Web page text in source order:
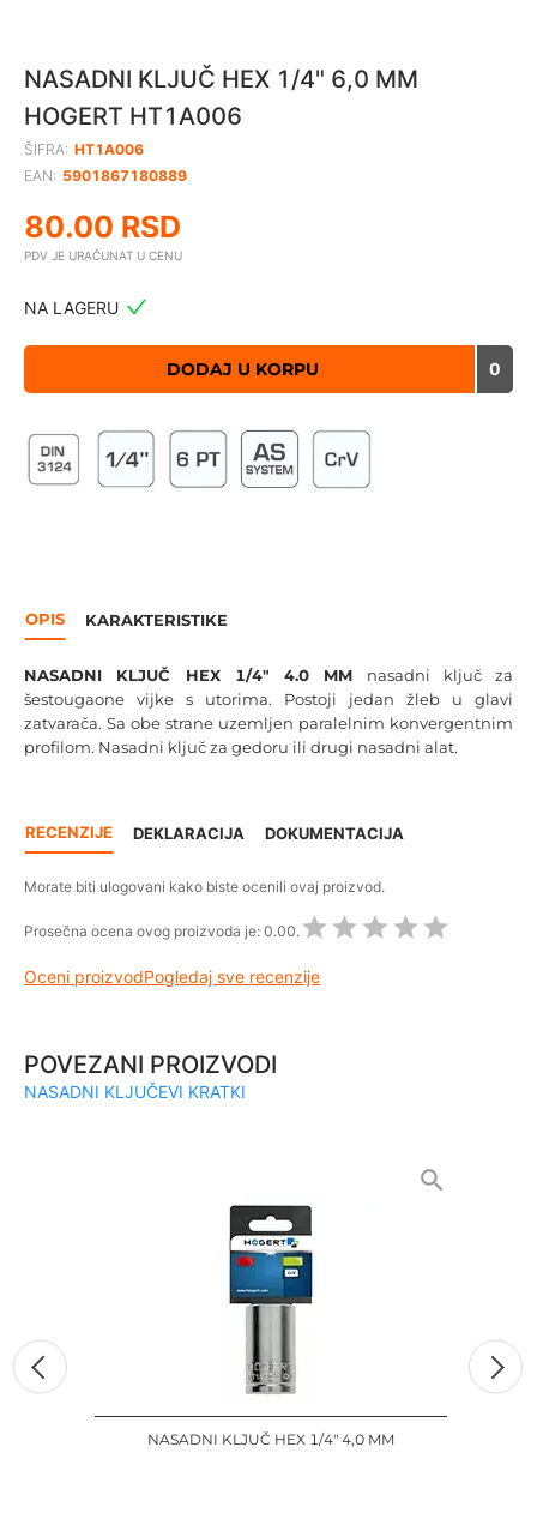
NASADNI KLJUČ HEX 1/4" 6,0 MM
HOGERT HT1A006
ŠIFRA: HT1A006
EAN: 5901867180889
80.00 RSD
PDV JE URAČUNAT U CENU
NA LAGERU
DODAJ U KORPU 0
OPIS KARAKTERISTIKE
NASADNI KLJUČ HEX 1/4" 4.0 MM nasadni ključ za
šestougaone vijke s utorima. Postoji jedan žleb u glavi
zatvarača. Sa obe strane uzemljen paralelnim konvergentnim
profilom. Nasadni ključ za gedoru ili drugi nasadni alat.
RECENZIJE DEKLARACIJA DOKUMENTACIJA
Morate biti ulogovani kako biste ocenili ovaj proizvod.
Prosečna ocena ovog proizvoda je: 0.00.
Oceni proizvodPogledaj sve recenzije
POVEZANI PROIZVODI
NASADNI KLJUČEVI KRATKI
NASADNI KLJUČ HEX 1/4" 4,0 MM